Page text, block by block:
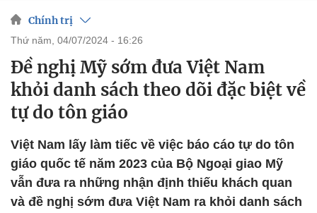
Chính trị
thứ năm, 04/07/2024 - 16:26
Đề nghị Mỹ sớm đưa Việt Nam
khỏi danh sách theo dõi đặc biệt về
tự do tôn giáo
Việt Nam lấy làm tiếc về việc báo cáo tự do tôn
giáo quốc tế năm 2023 của Bộ Ngoại giao Mỹ
vẫn đưa ra những nhận định thiếu khách quan
và đề nghị sớm đưa Việt Nam ra khỏi danh sách